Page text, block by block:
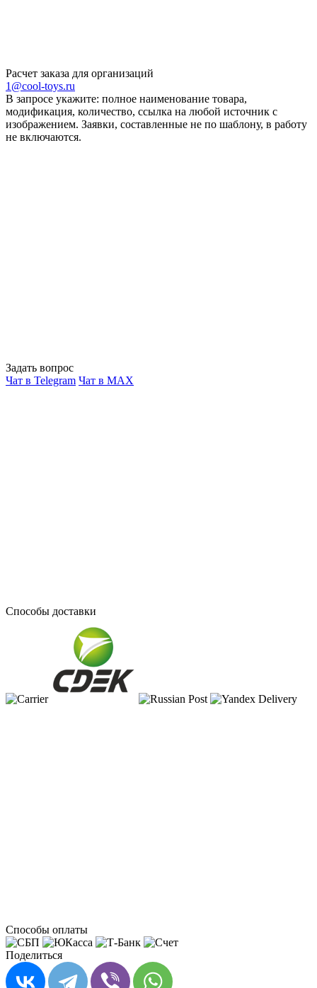
Расчет заказа для организаций
1@cool-toys.ru
В запросе укажите: полное наименование товара,
модификация, количество, ссылка на любой источник с
изображением. Заявки, составленные не по шаблону, в работу
не включаются.
Задать вопрос
Чат в Telegram Чат в MAX
Способы доставки
Способы оплаты
Поделиться